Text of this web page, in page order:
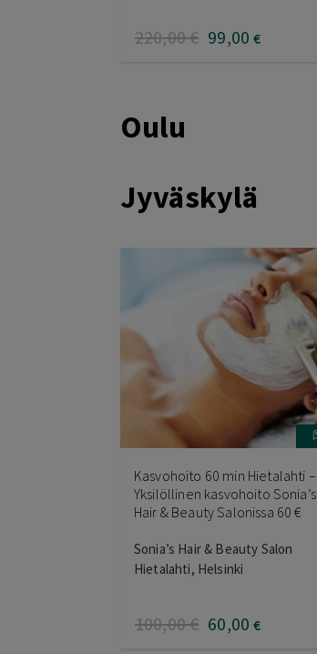
220,00€ 99,00 €
Oulu
Jyväskylä
Kasvohoito 60 min Hietalahti –
Yksilöllinen kasvohoito Sonia’s
Hair & Beauty Salonissa 60 €
Sonia’s Hair & Beauty Salon
Hietalahti, Helsinki
100,00€ 60,00 €